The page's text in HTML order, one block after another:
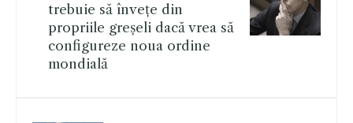
trebuie să învețe din
propriile greșeli dacă vrea să
configureze noua ordine
mondială